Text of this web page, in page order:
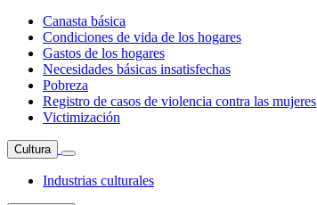
Canasta básica
Condiciones de vida de los hogares
Gastos de los hogares
Necesidades básicas insatisfechas
Pobreza
Registro de casos de violencia contra las mujeres
Victimización
Cultura
Industrias culturales